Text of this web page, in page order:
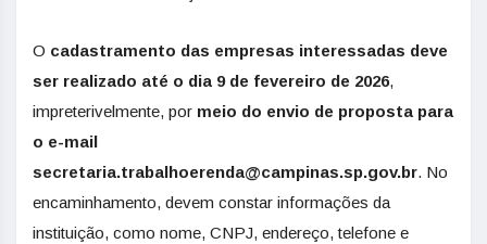
O cadastramento das empresas interessadas deve
ser realizado até o dia 9 de fevereiro de 2026,
impreterivelmente, por meio do envio de proposta para
o e-mail
secretaria.trabalhoerenda@campinas.sp.gov.br. No
encaminhamento, devem constar informações da
instituição, como nome, CNPJ, endereço, telefone e